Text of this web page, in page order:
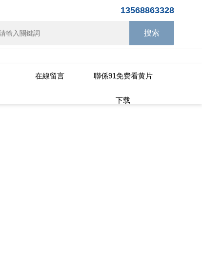
13568863328
在線留言 聯係91免费看黄片
下载